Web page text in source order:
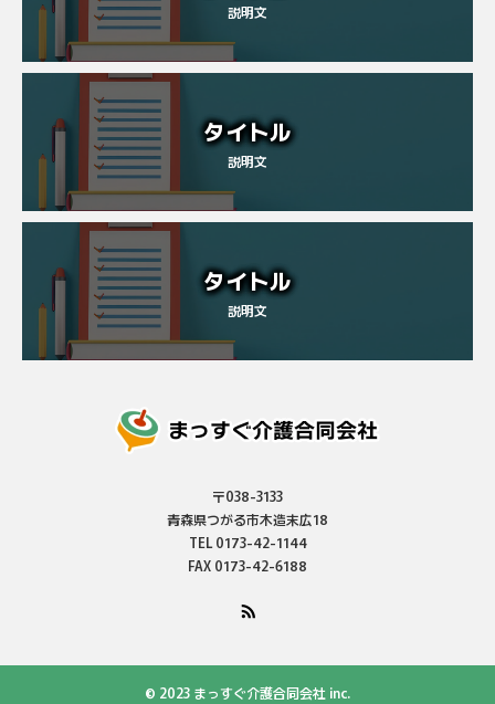
説明文
タイトル
説明文
タイトル
説明文
〒038-3133
青森県つがる市木造末広18
TEL 0173-42-1144
FAX 0173-42-6188
© 2023 まっすぐ介護合同会社 inc.